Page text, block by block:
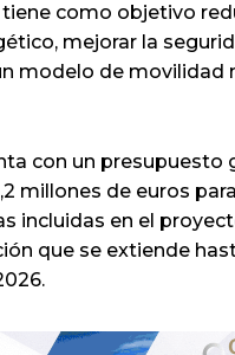
como objetivo
mejorar la
modelo de movilidad
con un presupuesto
millones de euros
incluidas en el
que se extiende